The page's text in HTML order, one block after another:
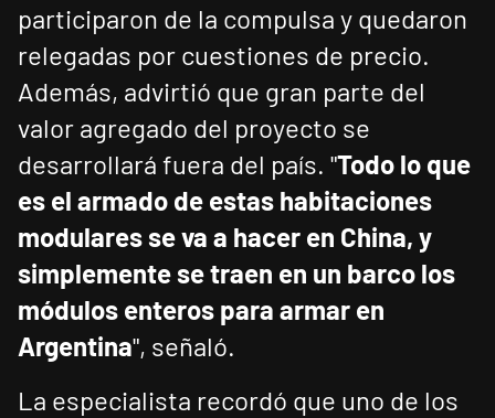
participaron de la compulsa y quedaron
relegadas por cuestiones de precio.
Además, advirtió que gran parte del
valor agregado del proyecto se
desarrollará fuera del país. "Todo lo que
es el armado de estas habitaciones
modulares se va a hacer en China, y
simplemente se traen en un barco los
módulos enteros para armar en
Argentina", señaló.
La especialista recordó que uno de los